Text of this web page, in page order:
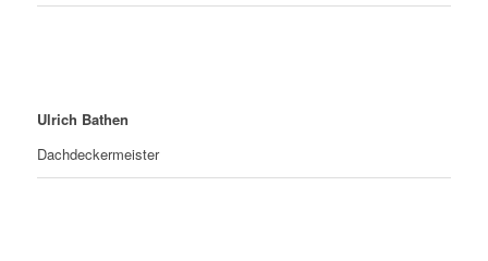
Ulrich Bathen
Dachdeckermeister